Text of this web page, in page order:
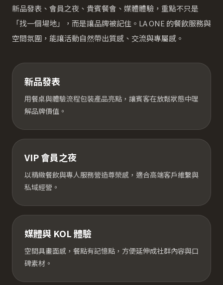
新品發表、會員之夜、貴賓餐會、媒體體驗，重點不只是
「找一個場地」，而是讓品牌被記住。LA ONE 的餐飲服務與
空間氛圍，能讓活動自然帶出質感、交流與專屬感。
新品發表
用餐桌與體驗流程包裝產品亮點，讓賓客在放鬆狀態中理
解品牌價值。
VIP 會員之夜
以精緻餐飲與專人服務營造尊榮感，適合高端客戶維繫與
私域經營。
媒體與 KOL 體驗
空間具畫面感，餐點有記憶點，方便延伸成社群內容與口
碑素材。